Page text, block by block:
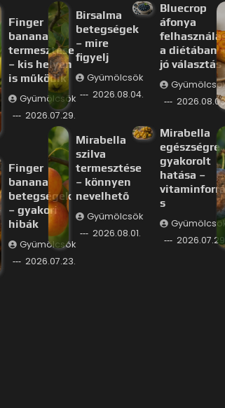
Finger
banana
termesztése
– kis helyen
is működik
Gyümölcsök
2026.07.29.
Finger
banana
betegségek
– gyakori
hibák
Gyümölcsök
2026.07.23.
Birsalma
betegségek
– mire
figyelj
Gyümölcsök
2026.08.04.
Bluecrop
áfonya
a diétában
jó választás
Mirabella
szilva
termesztése
– könnyen
nevelhető
Gyümölcsök
2026.08.01.
Mirabella
egészségre
gyakorolt
hatása –
vitaminforrá
s